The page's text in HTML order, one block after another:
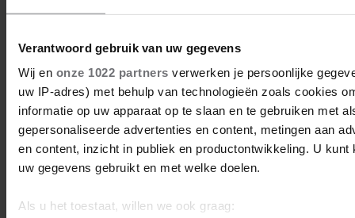
Verantwoord gebruik van uw gegevens
Wij en onze 1022 partners verwerken je persoonlijke
uw IP-adres) met behulp van technologieën zoals cookies
informatie op uw apparaat op te slaan en te gebruiken met
gepersonaliseerde advertenties en content, metingen aan
en content, inzicht in publiek en productontwikkeling. U kunt
uw gegevens gebruikt en met welke doelen.
Als u het toestaat, willen we ook graag:
bij een vermoeden van huiselijk geweld. Hoe meer
beter. Want elke situatie…
1
Liegen tegen psycholoog
Hallo lieven lezers, Ik ben naar 3 psychologen
geweest. Elke keer dat ik bij een nieuwe ben
Maar elke keer gaat het weer mis. Ik begin op een